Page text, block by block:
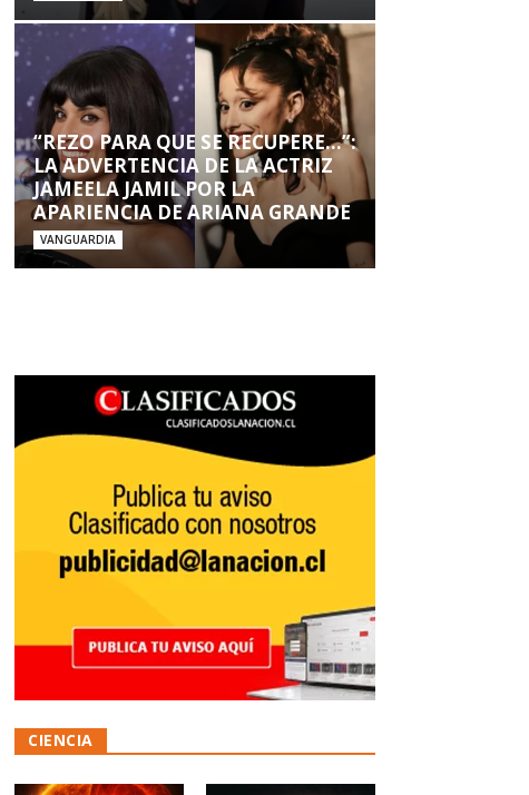
“REZO PARA QUE SE RECUPERE…”:
LA ADVERTENCIA DE LA ACTRIZ
JAMEELA JAMIL POR LA
APARIENCIA DE ARIANA GRANDE
VANGUARDIA
CIENCIA